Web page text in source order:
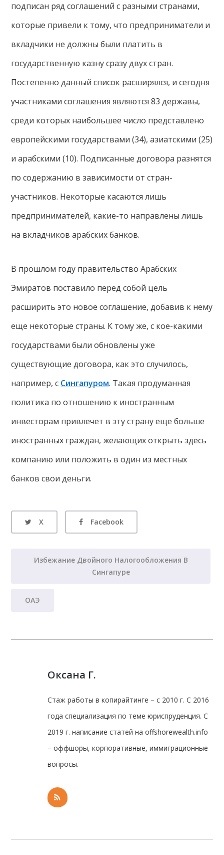
подписан ряд соглашений с разными странами,
которые привели к тому, что предприниматели и
вкладчики не должны были платить в
государственную казну сразу двух стран.
Постепенно данный список расширялся, и сегодня
участниками соглашения являются 83 державы,
среди которых наибольшее число представлено
европейскими государствами (34), азиатскими (25)
и арабскими (10). Подписанные договора разнятся
по содержанию в зависимости от стран-
участников. Некоторые касаются лишь
предпринимателей, какие-то направлены лишь
на вкладчиков арабских банков.
В прошлом году правительство Арабских
Эмиратов поставило перед собой цель
расширить это новое соглашение, добавив к нему
еще некоторые страны. К тому же, с кое-какими
государствами были обновлены уже
существующие договора, как это случилось,
например, с Сингапуром. Такая продуманная
политика по отношению к иностранным
инвесторам привлечет в эту страну еще больше
иностранных граждан, желающих открыть здесь
компанию или положить в один из местных
банков свои деньги.
X Facebook
Избежание Двойного Налогообложения В
Сингапуре
ОАЭ
Оксана Г.
Стаж работы в копирайтинге – с 2010 г. С 2016
года специализация по теме юриспруденция. С
2019 г. написание статей на offshorewealth.info
– оффшоры, корпоративные, иммиграционные
вопросы.